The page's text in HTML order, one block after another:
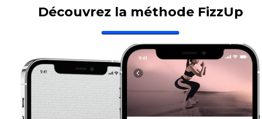
Découvrez la méthode FizzUp